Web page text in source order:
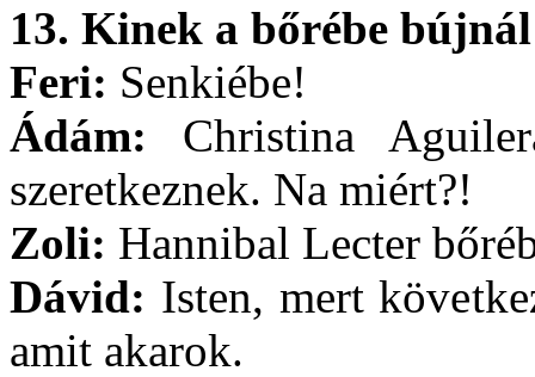
13. Kinek a bőrébe
Feri: Senkiébe!
Ádám: Christina
szeretkeznek. Na miért?!
Zoli: Hannibal Lecter
Dávid: Isten, mert
amit akarok.